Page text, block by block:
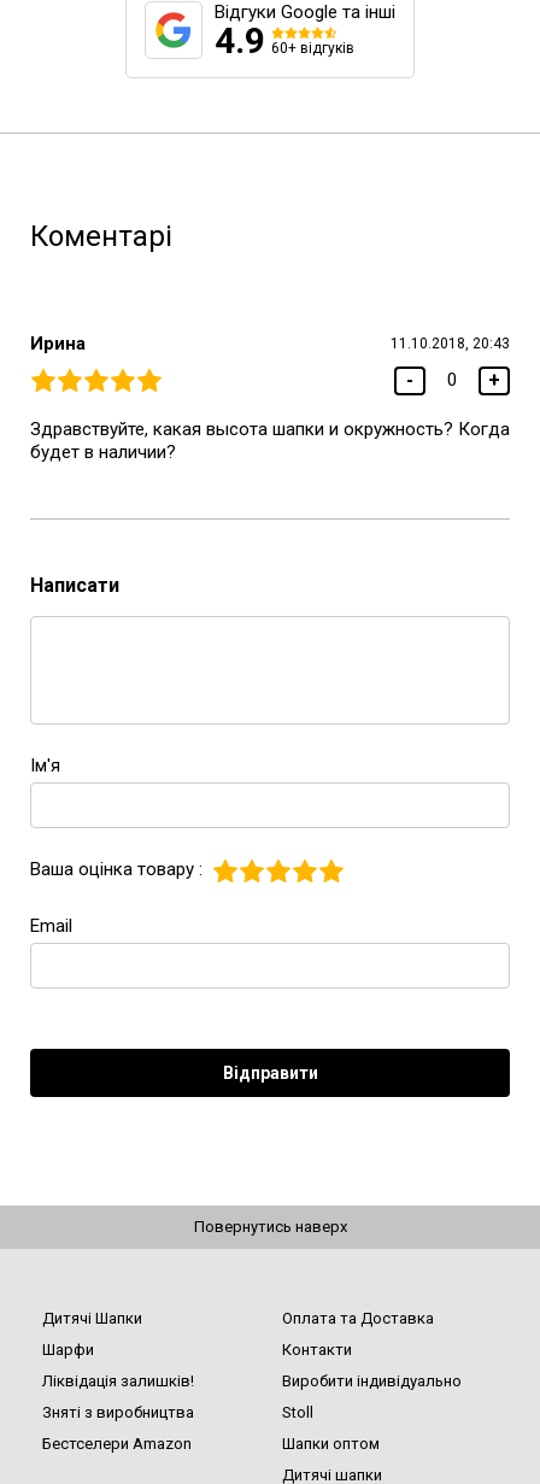
Відгуки Google та інші
4.9 60+ відгуків
Коментарі
Ирина 11.10.2018, 20:43
- 0 +
Здравствуйте, какая высота шапки и окружность? Когда
будет в наличии?
Написати
Ім'я
Ваша оцінка товару :
Email
Повернутись наверх
Дитячі Шапки
Шарфи
Ліквідація залишків!
Зняті з виробництва
Бестселери Amazon
Оплата та Доставка
Контакти
Виробити індивідуально
Stoll
Шапки оптом
Дитячі шапки